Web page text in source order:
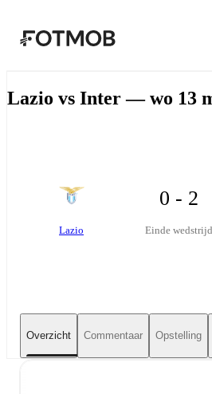
Lazio vs Inter — wo 13
Lazio
0 - 2
Einde wedstrijd
Overzicht Commentaar Opstelling